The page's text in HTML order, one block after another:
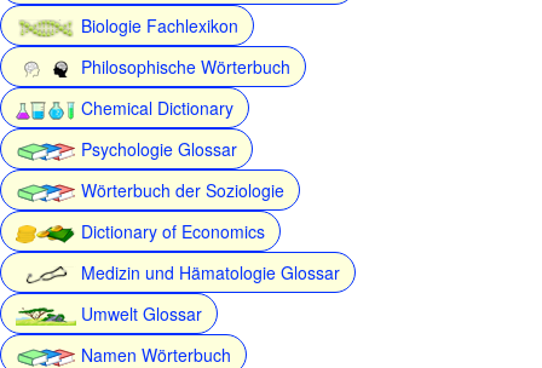
Biologie Fachlexikon
Philosophische Wörterbuch
Chemical Dictionary
Psychologie Glossar
Wörterbuch der Soziologie
Dictionary of Economics
Medizin und Hämatologie Glossar
Umwelt Glossar
Namen Wörterbuch